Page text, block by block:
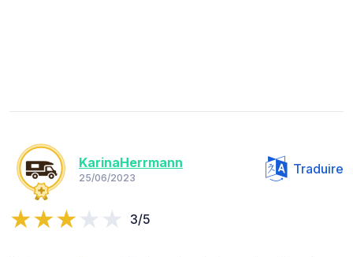
KarinaHerrmann
25/06/2023
Traduire
3/5